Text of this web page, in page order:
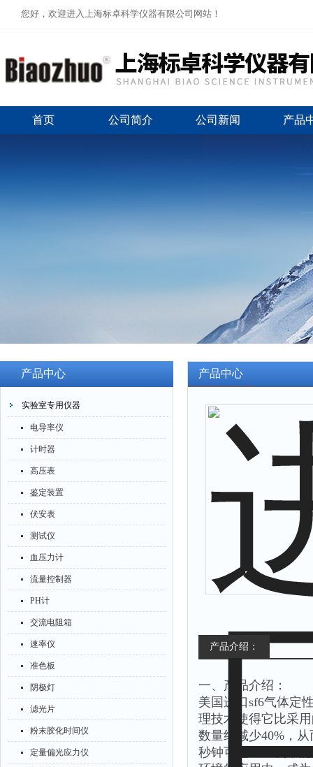
您好，欢迎进入上海标卓科学仪器有限公司网站！
首页 公司简介 公司新闻 产品
产品中心
实验室专用仪器
电导率仪
计时器
高压表
鉴定装置
伏安表
测试仪
血压力计
流量控制器
PH计
交流电阻箱
速率仪
准色板
阴极灯
滤光片
粉末胶化时间仪
定量偏光应力仪
产品中心
产品介绍：
一、产品介绍：
美国进口sf6气体定
理技术使得它比采
数量约减少40%，
秒钟可达4000次，